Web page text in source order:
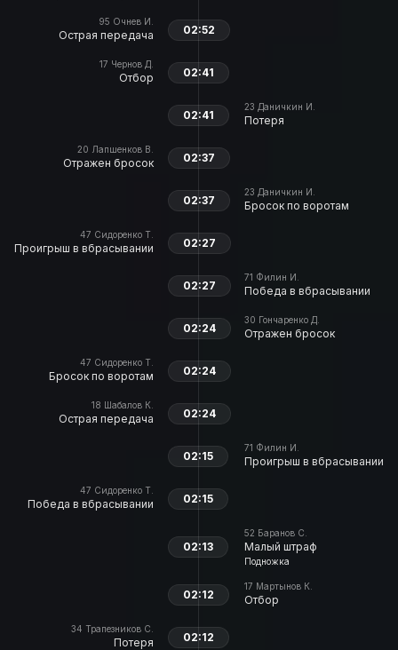
95 Очнев И.
Острая передача 02:52
17 Чернов Д.
Отбор 02:41
23 Даничкин И.
Потеря
02:41
20 Лапшенков В.
Отражен бросок 02:37
23 Даничкин И.
Бросок по воротам
02:37
47 Сидоренко Т.
Проигрыш в вбрасывании 02:27
71 Филин И.
Победа в вбрасывании
02:27
30 Гончаренко Д.
Отражен бросок
02:24
47 Сидоренко Т.
Бросок по воротам 02:24
18 Шабалов К.
Острая передача 02:24
71 Филин И.
Проигрыш в вбрасывании
02:15
47 Сидоренко Т.
Победа в вбрасывании 02:15
52 Баранов С.
Малый штраф
Подножка
02:13
17 Мартынов К.
Отбор
02:12
34 Трапезников С.
Потеря 02:12